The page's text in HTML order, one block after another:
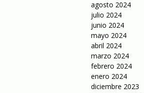
agosto 2024
julio 2024
junio 2024
mayo 2024
abril 2024
marzo 2024
febrero 2024
enero 2024
diciembre 2023